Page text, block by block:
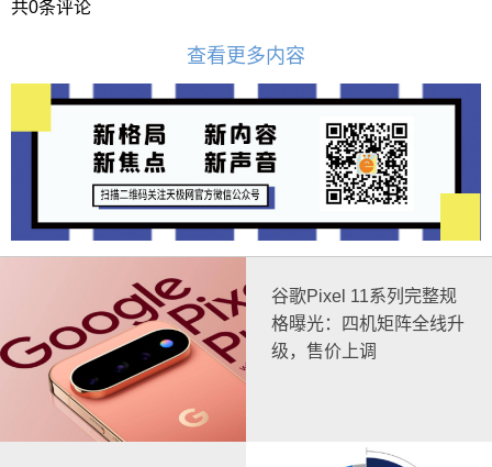
共0条评论
查看更多内容
谷歌Pixel 11系列完整规
格曝光：四机矩阵全线升
级，售价上调